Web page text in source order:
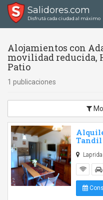
Salidores.com
Disfrutá cada ciudad al máximo
Alojamientos con
movilidad reducida,
Patio
1 publicaciones
Tandil